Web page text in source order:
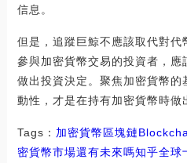
信息。
但是，追蹤巨鯨不應該取代對代
參與加密貨幣交易的投資者，應
做出投資決定。聚焦加密貨幣
動性，才是在持有加密貨幣時做
Tags： 加密貨幣 區塊鏈
密貨幣市場還有未來嗎知乎全球